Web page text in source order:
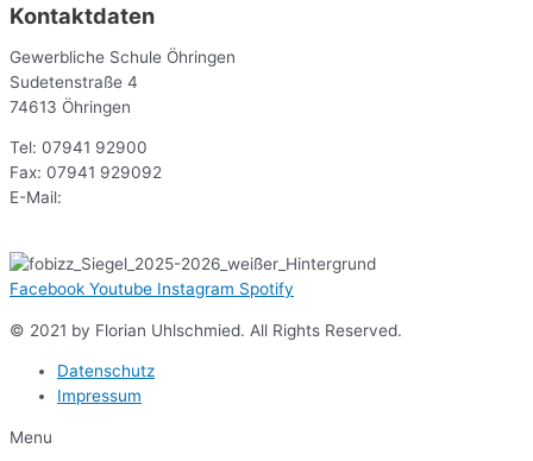
Kontaktdaten
Gewerbliche Schule Öhringen
Sudetenstraße 4
74613 Öhringen
Tel: 07941 92900
Fax: 07941 929092
E-Mail:
Facebook Youtube Instagram Spotify
© 2021 by Florian Uhlschmied. All Rights Reserved.
Datenschutz
Impressum
Menu